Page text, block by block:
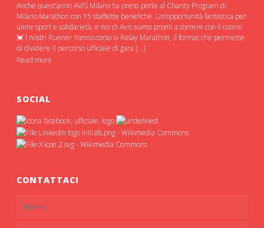
Anche quest’anno AVIS Milano ha preso porte al Charity Program di
Milano Marathon con 15 staffette benefiche. Un’opportunità fantastica per
unire sport e solidarietà, e noi di Avis siamo pronti a correre con il cuore!
💓 I nostri Runner hanno corso la Relay Marathon, il format che permette
di dividere il percorso ufficiale di gara […]
Read more
SOCIAL
CONTATTACI